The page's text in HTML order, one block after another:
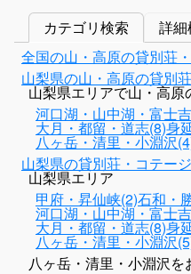
カテゴリ検索
詳細
全国の山・高原の貸別荘
山梨県の山・高原の貸別
山梨県エリアで山・高原
河口湖・山中湖・富士
大月・都留・道志(8)身
八ヶ岳・清里・小淵沢
山梨県の貸別荘・コテー
山梨県エリア
甲府・昇仙峡(2)石和・
河口湖・山中湖・富士
大月・都留・道志(8)身
八ヶ岳・清里・小淵沢
八ヶ岳・清里・小淵沢